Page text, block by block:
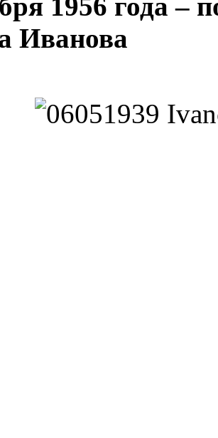
1956 года –
Иванова